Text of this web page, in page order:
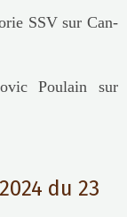
SSV sur Can-
Poulain sur
du 23